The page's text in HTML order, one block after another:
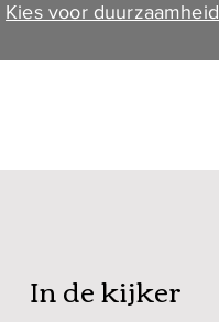
Kies voor duurzaamheid
In de kijker